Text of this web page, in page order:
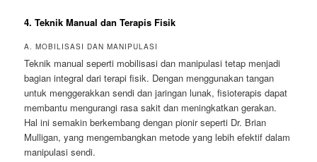
4. Teknik Manual dan Terapis Fisik
A. MOBILISASI DAN MANIPULASI
Teknik manual seperti mobilisasi dan manipulasi tetap menjadi
bagian integral dari terapi fisik. Dengan menggunakan tangan
untuk menggerakkan sendi dan jaringan lunak, fisioterapis dapat
membantu mengurangi rasa sakit dan meningkatkan gerakan.
Hal ini semakin berkembang dengan pionir seperti Dr. Brian
Mulligan, yang mengembangkan metode yang lebih efektif dalam
manipulasi sendi.